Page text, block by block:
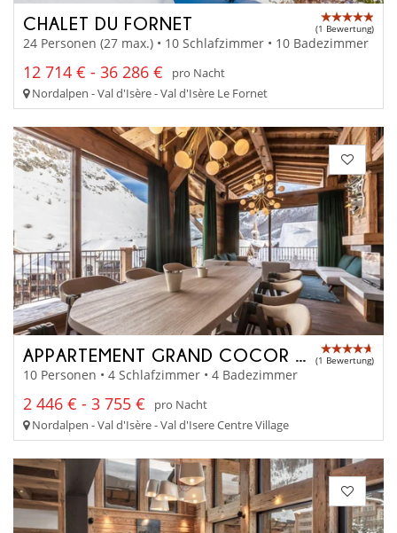
CHALET DU FORNET (1 Bewertung)
24 Personen (27 max.) • 10 Schlafzimmer • 10 Badezimmer
12 714 € - 36 286 €
pro Nacht
Nordalpen - Val d'Isère - Val d'Isère Le Fornet
APPARTEMENT GRAND COCOR - A4042 (1 Bewertung)
10 Personen • 4 Schlafzimmer • 4 Badezimmer
2 446 € - 3 755 €
pro Nacht
Nordalpen - Val d'Isère - Val d'Isere Centre Village